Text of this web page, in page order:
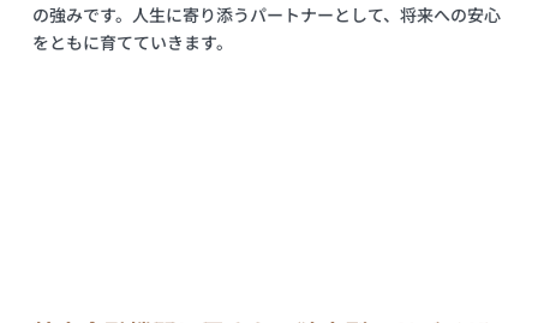
の強みです。人生に寄り添うパートナーとして、将来への安心
をともに育てていきます。